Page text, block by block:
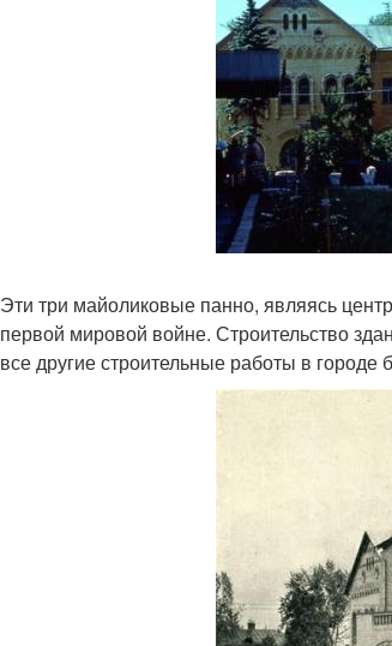
Эти три майоликовые панно, являясь
первой мировой войне. Строительство
все другие строительные работы в городе